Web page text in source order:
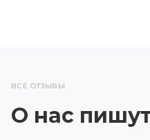
ВСЕ ОТЗЫВЫ
О нас